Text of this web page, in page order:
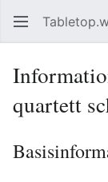
quartett